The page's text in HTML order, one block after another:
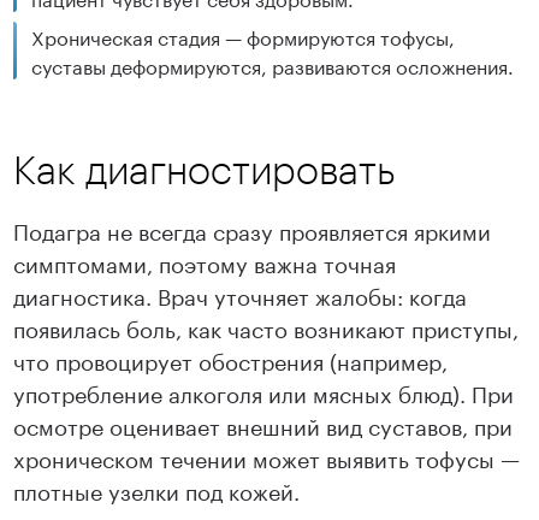
Хроническая стадия — формируются тофусы,
суставы деформируются, развиваются осложнения.
Как диагностировать
Подагра не всегда сразу проявляется яркими
симптомами, поэтому важна точная
диагностика. Врач уточняет жалобы: когда
появилась боль, как часто возникают приступы,
что провоцирует обострения (например,
употребление алкоголя или мясных блюд). При
осмотре оценивает внешний вид суставов, при
хроническом течении может выявить тофусы —
плотные узелки под кожей.